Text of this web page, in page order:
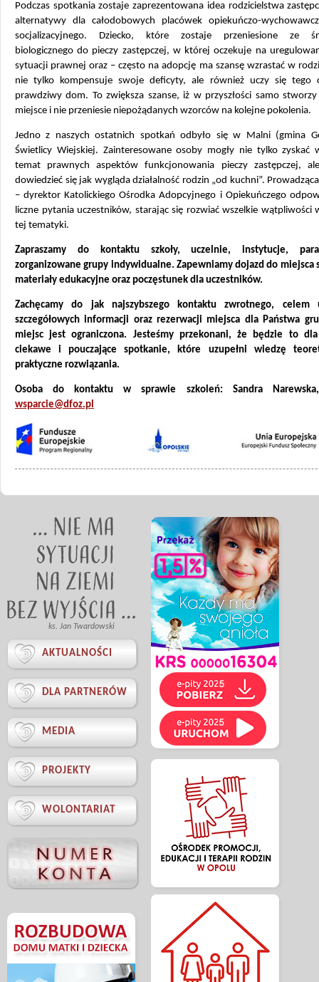
Podczas spotkania zostaje zaprezentowana idea rodzicielstwa
alternatywy dla całodobowych placówek opiekuńczo-
socjalizacyjnego. Dziecko, które zostaje przeniesione ze
biologicznego do pieczy zastępczej, w której oczekuje na
sytuacji prawnej oraz – często na adopcję ma szansę wzrastać w
nie tylko kompensuje swoje deficyty, ale również uczy się tego
prawdziwy dom. To zwiększa szanse, iż w przyszłości samo
miejsce i nie przeniesie niepożądanych wzorców na kolejne pokolenia.
Jedno z naszych ostatnich spotkań odbyło się w Malni (gmina
Świetlicy Wiejskiej. Zainteresowane osoby mogły nie tylko zyskać
temat prawnych aspektów funkcjonowania pieczy zastępczej,
dowiedzieć się jak wygląda działalność rodzin „od kuchni”.
– dyrektor Katolickiego Ośrodka Adopcyjnego i Opiekuńczego
liczne pytania uczestników, starając się rozwiać wszelkie wątpliwości
tej tematyki.
Zapraszamy do kontaktu szkoły, uczelnie, instytucje,
zorganizowane grupy indywidualne. Zapewniamy dojazd do miejsca
materiały edukacyjne oraz poczęstunek dla uczestników.
Zachęcamy do jak najszybszego kontaktu zwrotnego, celem
szczegółowych informacji oraz rezerwacji miejsca dla Państwa
miejsc jest ograniczona. Jesteśmy przekonani, że będzie to dla
ciekawe i pouczające spotkanie, które uzupełni wiedzę
praktyczne rozwiązania.
Osoba do kontaktu w sprawie szkoleń: Sandra
wsparcie@dfoz.pl
ks. Jan Twardowski
 AKTUALNOŚCI
 DLA PARTNERÓW
 MEDIA
 PROJEKTY
 WOLONTARIAT